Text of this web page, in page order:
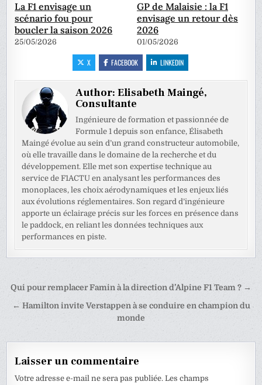
La F1 envisage un
scénario fou pour
boucler la saison 2026
25/05/2026
GP de Malaisie : la F1
envisage un retour dès
2026
01/05/2026
X FACEBOOK LINKEDIN
Author:Elisabeth Maingé,
Consultante
Ingénieure de formation et passionnée de
Formule 1 depuis son enfance, Élisabeth
Maingé évolue au sein d’un grand constructeur automobile,
où elle travaille dans le domaine de la recherche et du
développement. Elle met son expertise technique au
service de F1ACTU en analysant les performances des
monoplaces, les choix aérodynamiques et les enjeux liés
aux évolutions réglementaires. Son regard d’ingénieure
apporte un éclairage précis sur les forces en présence dans
le paddock, en reliant les données techniques aux
performances en piste.
Navigation
de
Qui pour remplacer Famin à la direction d’Alpine F1 Team ? →
← Hamilton invite Verstappen à se conduire en champion du
monde
Laisser un commentaire
Votre adresse e-mail ne sera pas publiée. Les champs